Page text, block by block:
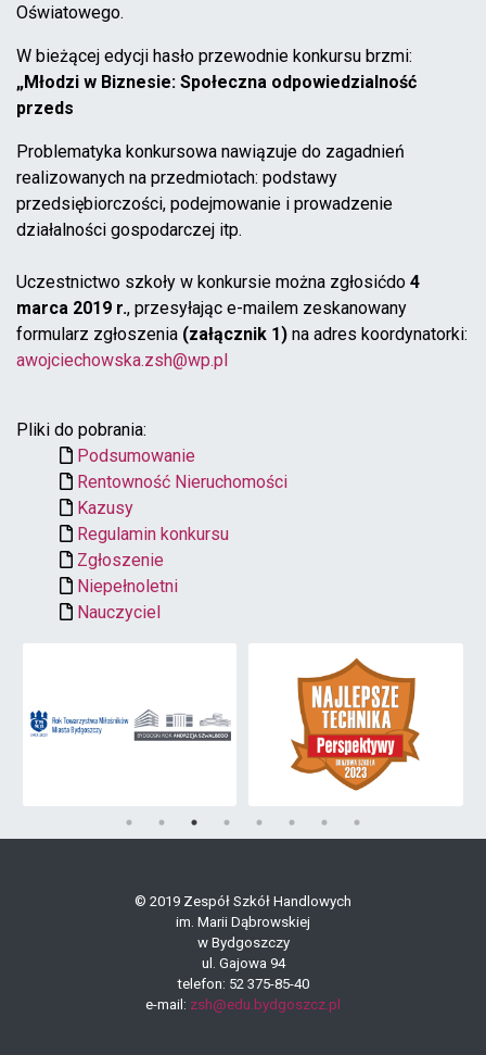
Oświatowego.
W bieżącej edycji hasło przewodnie konkursu brzmi:
„Młodzi w Biznesie: Społeczna odpowiedzialność
przeds
Problematyka konkursowa nawiązuje do zagadnień
realizowanych na przedmiotach: podstawy
przedsiębiorczości, podejmowanie i prowadzenie
działalności gospodarczej itp.
Uczestnictwo szkoły w konkursie można zgłosićdo 4
marca 2019 r., przesyłając e-mailem zeskanowany
formularz zgłoszenia (załącznik 1) na adres koordynatorki:
awojciechowska.zsh@wp.pl
Pliki do pobrania:
Podsumowanie
Rentowność Nieruchomości
Kazusy
Regulamin konkursu
Zgłoszenie
Niepełnoletni
Nauczyciel
© 2019 Zespół Szkół Handlowych
im. Marii Dąbrowskiej
w Bydgoszczy
ul. Gajowa 94
telefon: 52 375-85-40
e-mail: zsh@edu.bydgoszcz.pl